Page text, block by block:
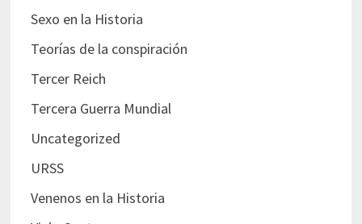
Sexo en la Historia
Teorías de la conspiración
Tercer Reich
Tercera Guerra Mundial
Uncategorized
URSS
Venenos en la Historia